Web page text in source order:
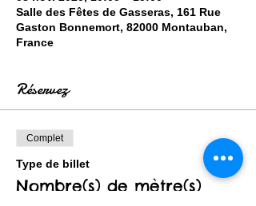
Salle des Fêtes de Gasseras, 161 Rue
Gaston Bonnemort, 82000 Montauban,
France
Réservez
Complet
Type de billet
Nombre(s) de mètre(s)